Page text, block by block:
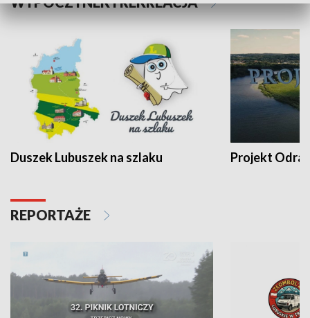
Duszek Lubuszek na szlaku Projekt Odra
REPORTAŻE